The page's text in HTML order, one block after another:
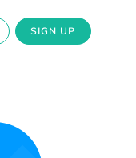
SIGN UP